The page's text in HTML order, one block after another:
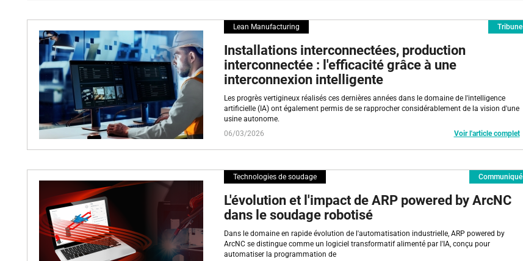
Lean Manufacturing Tribune
Installations interconnectées, production
interconnectée : l'efficacité grâce à une
interconnexion intelligente
Les progrès vertigineux réalisés ces dernières années dans le domaine de l'intelligence
artificielle (IA) ont également permis de se rapprocher considérablement de la vision d'une
usine autonome.
06/03/2026
Voir l'article complet
Technologies de soudage Communiqué
L'évolution et l'impact de ARP powered by ArcNC
dans le soudage robotisé
Dans le domaine en rapide évolution de l'automatisation industrielle, ARP powered by
ArcNC se distingue comme un logiciel transformatif alimenté par l'IA, conçu pour
automatiser la programmation de